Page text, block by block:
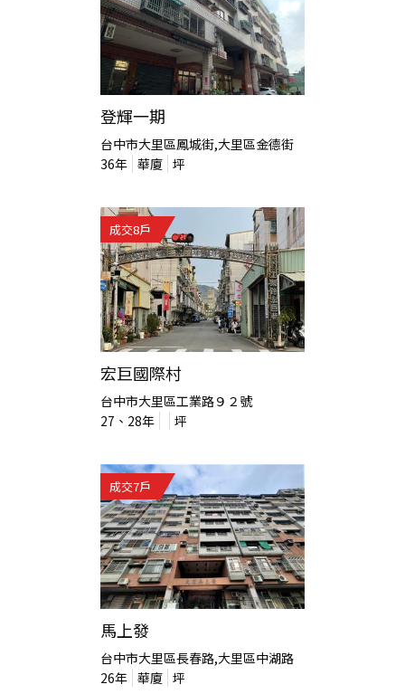
登輝一期
台中市大里區鳳城街,大里區金德街
36年 華廈 坪
成交8戶
宏巨國際村
台中市大里區工業路９２號
27、28年 坪
成交7戶
馬上發
台中市大里區長春路,大里區中湖路
26年 華廈 坪